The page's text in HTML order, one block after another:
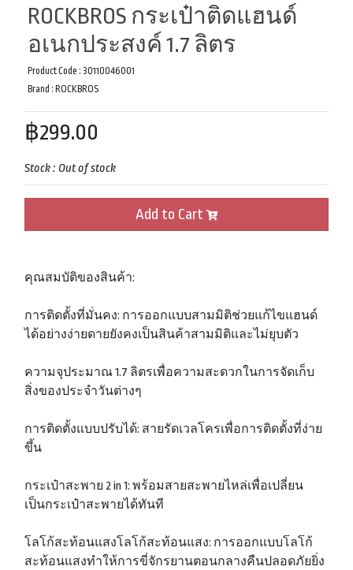
ROCKBROS กระเป๋าติดแฮนด์
อเนกประสงค์ 1.7 ลิตร
Product Code : 30110046001
Brand : ROCKBROS
฿299.00
Stock : Out of stock
Add to Cart
คุณสมบัติของสินค้า:
การติดตั้งที่มั่นคง: การออกแบบสามมิติช่วยแก้ไขแฮนด์
ได้อย่างง่ายดายยังคงเป็นสินค้าสามมิติและไม่ยุบตัว
ความจุประมาณ 1.7 ลิตรเพื่อความสะดวกในการจัดเก็บ
สิ่งของประจำวันต่างๆ
การติดตั้งแบบปรับได้: สายรัดเวลโครเพื่อการติดตั้งที่ง่าย
ขึ้น
กระเป๋าสะพาย 2 in 1: พร้อมสายสะพายไหล่เพื่อเปลี่ยน
เป็นกระเป๋าสะพายได้ทันที
โลโก้สะท้อนแสงโลโก้สะท้อนแสง: การออกแบบโลโก้
สะท้อนแสงทำให้การขี่จักรยานตอนกลางคืนปลอดภัยยิ่ง